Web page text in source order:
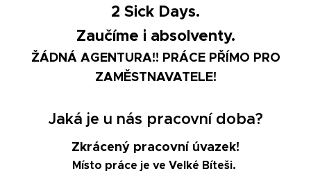
2 Sick Days.
Zaučíme i absolventy.
ŽÁDNÁ AGENTURA!! PRÁCE PŘÍMO PRO
ZAMĚSTNAVATELE!
Jaká je u nás pracovní doba?
Zkrácený pracovní úvazek!
Místo práce je ve Velké Bíteši.